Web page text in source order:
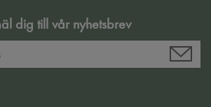
dig till vår nyhetsbrev